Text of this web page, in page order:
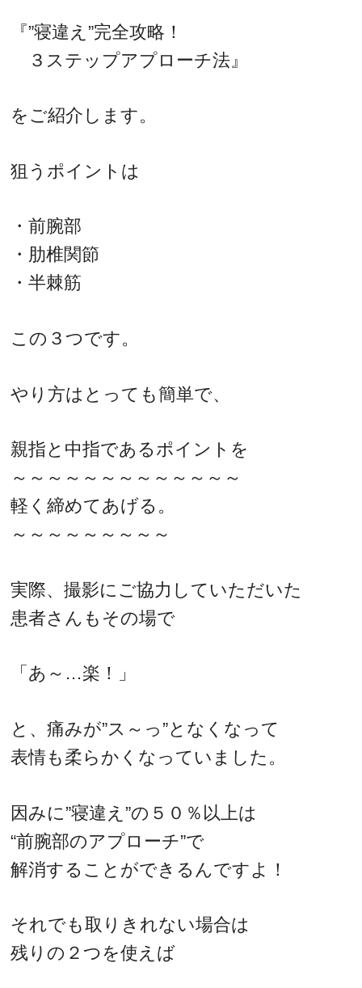
『”寝違え”完全攻略！
３ステップアプローチ法』
をご紹介します。
狙うポイントは
・前腕部
・肋椎関節
・半棘筋
この３つです。
やり方はとっても簡単で、
親指と中指であるポイントを
～～～～～～～～～～～～～
軽く締めてあげる。
～～～～～～～～～
実際、撮影にご協力していただいた
患者さんもその場で
「あ～…楽！」
と、痛みが”ス～っ”となくなって
表情も柔らかくなっていました。
因みに”寝違え”の５０％以上は
“前腕部のアプローチ”で
解消することができるんですよ！
それでも取りきれない場合は
残りの２つを使えば